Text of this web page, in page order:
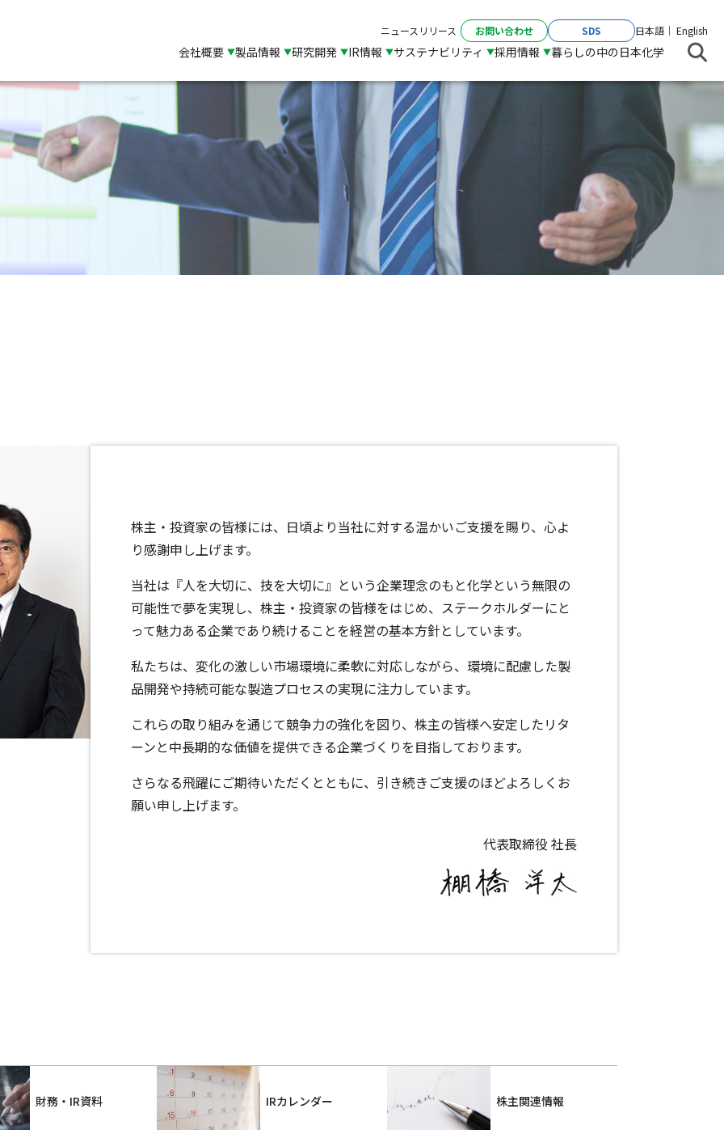
ニュースリリース お問い合わせ SDS English
日本語
会社概要 製品情報 研究開発 IR情報 サステナビリティ 採用情報 暮らしの中の日本化学
株主・投資家の皆様には、日頃より当社に対する温かいご支援を賜り、心よ
り感謝申し上げます。
当社は『人を大切に、技を大切に』という企業理念のもと化学という無限の
可能性で夢を実現し、株主・投資家の皆様をはじめ、ステークホルダーにと
って魅力ある企業であり続けることを経営の基本方針としています。
私たちは、変化の激しい市場環境に柔軟に対応しながら、環境に配慮した製
品開発や持続可能な製造プロセスの実現に注力しています。
これらの取り組みを通じて競争力の強化を図り、株主の皆様へ安定したリタ
ーンと中長期的な価値を提供できる企業づくりを目指しております。
さらなる飛躍にご期待いただくとともに、引き続きご支援のほどよろしくお
願い申し上げます。
代表取締役 社長
財務・IR資料 IRカレンダー 株主関連情報